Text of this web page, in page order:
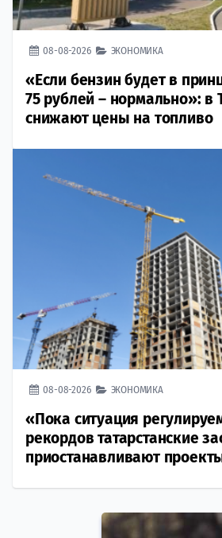
08-08-2026 ЭКОНОМИКА
«Если бензин будет в
75 рублей – нормально»: в
снижают цены на топливо
08-08-2026 ЭКОНОМИКА
«Пока ситуация
рекордов татарстанские
приостанавливают